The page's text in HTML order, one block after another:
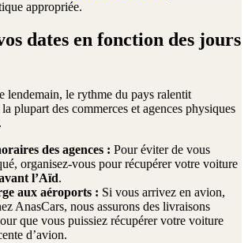
appropriée.
dates en fonction des jours
lendemain, le rythme du pays ralentit
plupart des commerces et agences physiques
des agences : Pour éviter de vous
organisez-vous pour récupérer votre voiture
l’Aïd.
aux aéroports : Si vous arrivez en avion,
AnasCars, nous assurons des livraisons
que vous puissiez récupérer votre voiture
d’avion.